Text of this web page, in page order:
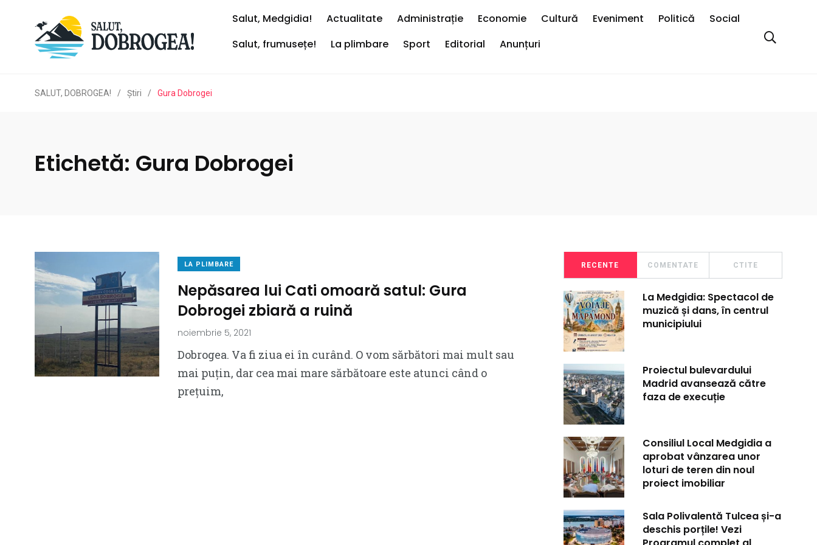
Salut, Medgidia! Actualitate Administrație Economie Cultură Eveniment Politică
Social
Salut, frumusețe!
La plimbare Sport Editorial Anunțuri
SALUT, DOBROGEA! / Ştiri / Gura Dobrogei
Etichetă: Gura Dobrogei
LA PLIMBARE
Nepăsarea lui Cati omoară satul: Gura
Dobrogei zbiară a ruină
noiembrie 5, 2021
Dobrogea. Va fi ziua ei în curând. O vom sărbători mai mult sau
mai puțin, dar cea mai mare sărbătoare este atunci când o
prețuim,
RECENTE COMENTATE CTITE
La Medgidia: Spectacol de
muzică și dans, în centrul
municipiului
Proiectul bulevardului
Madrid avansează către
faza de execuție
Consiliul Local Medgidia a
aprobat vânzarea unor
loturi de teren din noul
proiect imobiliar
Sala Polivalentă Tulcea și-a
deschis porțile! Vezi